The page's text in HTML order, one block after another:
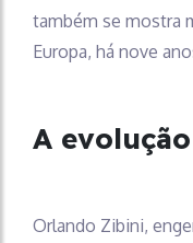
também se mostra
Europa, há nove
A
Orlando Zibini,